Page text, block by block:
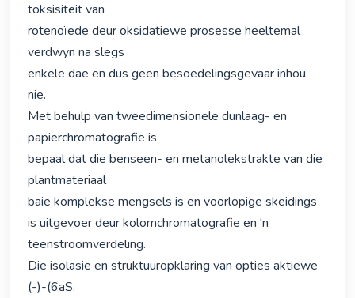
toksisiteit van
rotenoïede deur oksidatiewe prosesse heeltemal
verdwyn na slegs
enkele dae en dus geen besoedelingsgevaar inhou
nie.
Met behulp van tweedimensionele dunlaag- en
papierchromatografie is
bepaal dat die benseen- en metanolekstrakte van die
plantmateriaal
baie komplekse mengsels is en voorlopige skeidings
is uitgevoer deur kolomchromatografie en 'n
teenstroomverdeling.
Die isolasie en struktuuropklaring van opties aktiewe
(-)-(6aS,